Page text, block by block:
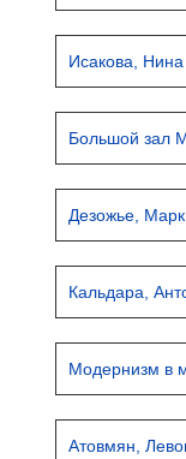
Исакова,
Большой зал
Дезожье,
Кальдара,
Модернизм в
Атовмян,